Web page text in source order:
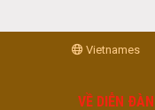
Vietnames
VỀ DIỄN